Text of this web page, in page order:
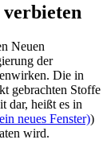
Neuen
der
Die in
gebrachten Stoffe
dar, heißt es in
neues Fenster))
wird.